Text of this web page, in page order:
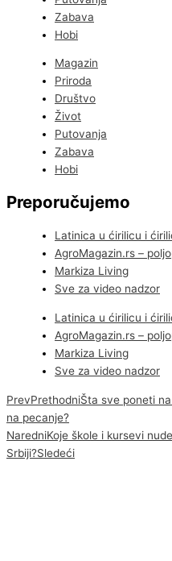
Zabava
Hobi
Magazin
Priroda
Društvo
Život
Putovanja
Zabava
Hobi
Preporučujemo
Latinica u ćirilicu i
AgroMagazin.rs –
Markiza Living
Sve za video nadzor
Latinica u ćirilicu i
AgroMagazin.rs –
Markiza Living
Sve za video nadzor
PrevPrethodniŠta sve poneti
na pecanje?
NaredniKoje škole i kursevi
Srbiji?Sledeći